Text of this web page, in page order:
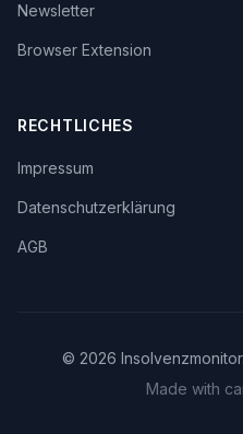
Newsletter
Browser Extension
RECHTLICHES
Impressum
Datenschutzerklärung
AGB
© 2026
Made with